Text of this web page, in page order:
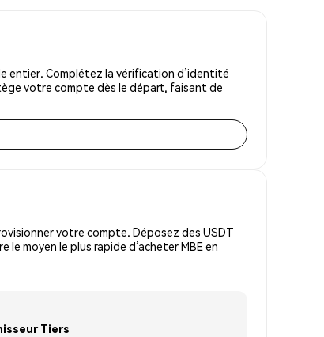
entier. Complétez la vérification d’identité
votre compte dès le départ, faisant de
votre compte. Déposez des USDT
moyen le plus rapide d’acheter MBE en
Tiers